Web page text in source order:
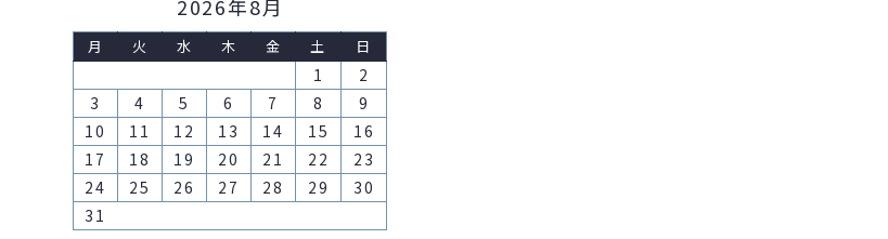
2026年8月
月 火 水 木 金 土 日
1
2
3
4 5 6 7 8
9
10
11 12 13 14 15
16
17
18 19 20 21 22
23
24
25 26 27 28 29
30
31